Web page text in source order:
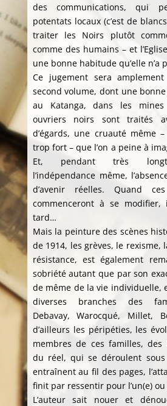
des communications, qui
potentats locaux (c’est de
traiter les Noirs plutôt
comme des humains – et
une bonne habitude qu’elle n’a
Ce jugement sera
second volume, dont une
au Katanga, dans les
ouvriers noirs sont traités
d’égards, une cruauté même
trop fort – que l’on a peine à
Et, pendant très
l’indépendance même,
d’avenir réelles. Quand
commenceront à se
tard…
Mais la peinture des scènes
de 1914, les grèves, le rexisme,
résistance, est également
sobriété autant que par son
de même de la vie individuelle,
diverses branches des
Debavay, Warocqué, Millet,
d’ailleurs les péripéties, les
membres de ces familles, des
du réel, qui se déroulent
entraînent au fil des pages,
finit par ressentir pour l’un(e) ou
L’auteur sait nouer et